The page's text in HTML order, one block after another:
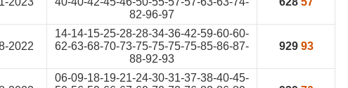
82-96-97
2022
14-14-15-25-28-28-34-36-42-59-60-60-
62-63-68-70-73-75-75-75-75-85-86-87-
88-92-93
929 93
06-09-18-19-21-24-30-31-37-38-40-45-